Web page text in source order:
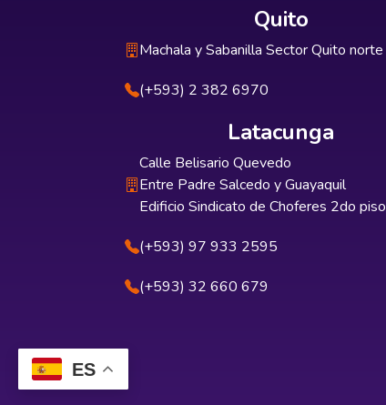
ES
Quito
Machala y Sabanilla Sector Quito norte
(+593) 2 382 6970
Latacunga
Calle Belisario Quevedo
Entre Padre Salcedo y Guayaquil
Edificio Sindicato de Choferes 2do piso
(+593) 97 933 2595
(+593) 32 660 679